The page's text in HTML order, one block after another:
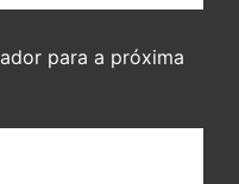
para a próxima